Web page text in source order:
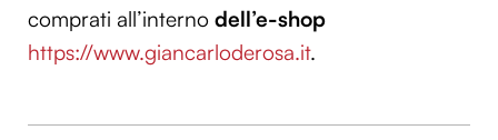
comprati all’interno dell’e-shop
https://www.giancarloderosa.it.